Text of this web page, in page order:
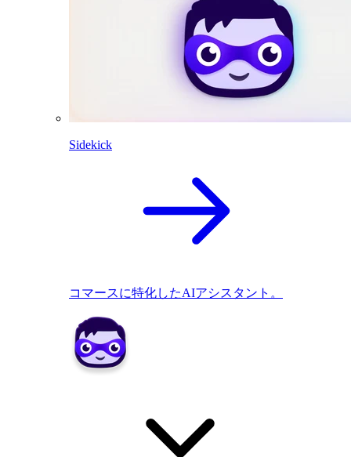
Sidekick
コマースに特化したAIアシスタント。